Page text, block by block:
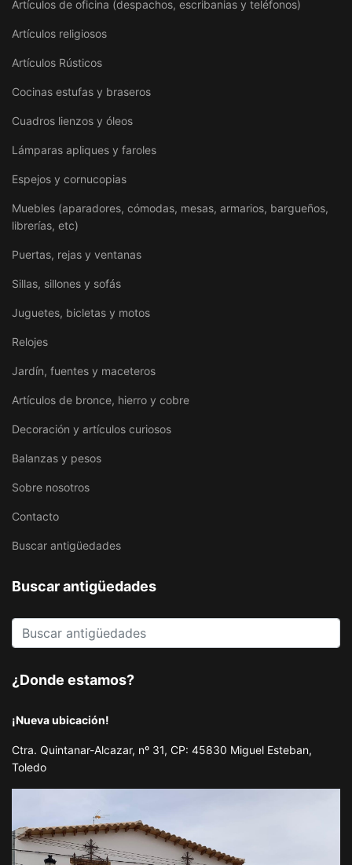
Artículos de oficina (despachos, escribanias y teléfonos)
Artículos religiosos
Artículos Rústicos
Cocinas estufas y braseros
Cuadros lienzos y óleos
Lámparas apliques y faroles
Espejos y cornucopias
Muebles (aparadores, cómodas, mesas, armarios, bargueños,
librerías, etc)
Puertas, rejas y ventanas
Sillas, sillones y sofás
Juguetes, bicletas y motos
Relojes
Jardín, fuentes y maceteros
Artículos de bronce, hierro y cobre
Decoración y artículos curiosos
Balanzas y pesos
Sobre nosotros
Contacto
Buscar antigüedades
Buscar antigüedades
¿Donde estamos?
¡Nueva ubicación!
Ctra. Quintanar-Alcazar, nº 31, CP: 45830 Miguel Esteban,
Toledo